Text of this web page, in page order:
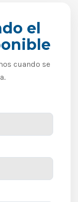
el
cuando se